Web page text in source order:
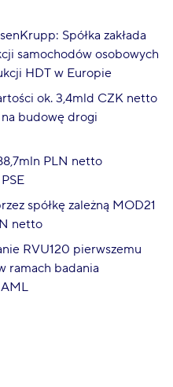
Spółka zakłada
samochodów osobowych
HDT w Europie
ok. 3,4mld CZK netto
budowę drogi
PLN netto
spółkę zależną MOD21
netto
RVU120 pierwszemu
ramach badania